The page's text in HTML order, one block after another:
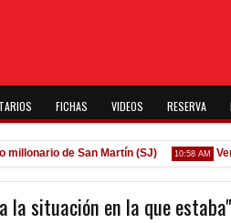
FICHAS VIDEOS RESERVA
de San Martín (SJ) 10:58 AM Venta
la situación en la que estaba"